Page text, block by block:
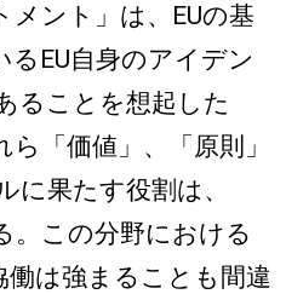
メント」は、EUの基
EU自身のアイデン
ることを想起した
「価値」、「原則」
に果たす役割は、
。この分野における
働は強まることも間違